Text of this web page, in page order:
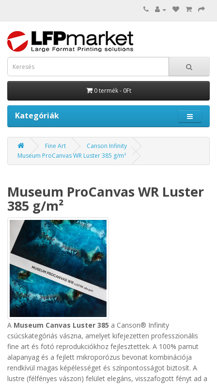
0 termék - 0Ft
Kategóriák
Fine Art
Canson Infinity
Museum ProCanvas WR Luster 385 g/m²
Museum ProCanvas WR Luster
385 g/m²
A Museum Canvas Luster 385 a Canson® Infinity
csúcskategóriás vászna, amelyet kifejezetten professzionális
fine art és fotó reprodukciókhoz fejlesztettek. A 100% pamut
alapanyag és a fejlett mikroporózus bevonat kombinációja
rendkívül magas képélességet és színpontosságot biztosít. A
lustre (félfényes vászon) felület elegáns, visszafogott fényt ad a